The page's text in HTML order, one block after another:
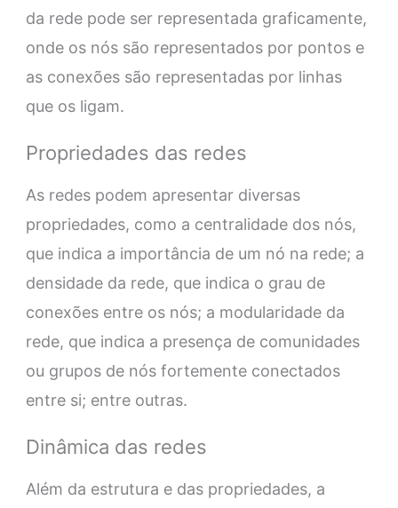
da rede pode ser representada graficamente,
onde os nós são representados por pontos e
as conexões são representadas por linhas
que os ligam.
Propriedades das redes
As redes podem apresentar diversas
propriedades, como a centralidade dos nós,
que indica a importância de um nó na rede; a
densidade da rede, que indica o grau de
conexões entre os nós; a modularidade da
rede, que indica a presença de comunidades
ou grupos de nós fortemente conectados
entre si; entre outras.
Dinâmica das redes
Além da estrutura e das propriedades, a